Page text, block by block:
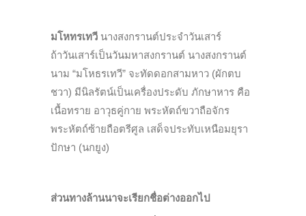
มโหทรเทวี นางสงกรานต์ประจำวันเสาร์
ถ้าวันเสาร์เป็นวันมหาสงกรานต์ นางสงกรานต์
นาม “มโหธรเทวี” จะทัดดอกสามหาว (ผักตบ
ชวา) มีนิลรัตน์เป็นเครื่องประดับ ภักษาหาร คือ
เนื้อทราย อาวุธคู่กาย พระหัตถ์ขวาถือจักร
พระหัตถ์ซ้ายถือตรีศูล เสด็จประทับเหนือมยุรา
ปักษา (นกยูง)
ส่วนทางล้านนาจะเรียกชื่อต่างออกไป